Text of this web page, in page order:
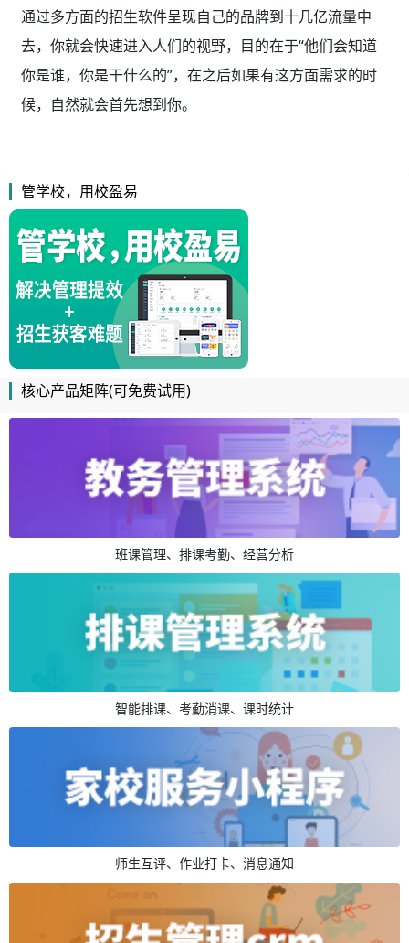
通过多方面的招生软件呈现自己的品牌到十几亿流量中
去，你就会快速进入人们的视野，目的在于“他们会知道
你是谁，你是干什么的”，在之后如果有这方面需求的时
候，自然就会首先想到你。
管学校，用校盈易
核心产品矩阵(可免费试用)
班课管理、排课考勤、经营分析
智能排课、考勤消课、课时统计
师生互评、作业打卡、消息通知